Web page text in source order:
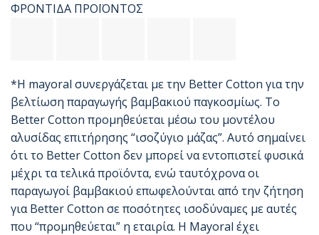
ΦΡΟΝΤΙΔΑ ΠΡΟΪΟΝΤΟΣ
*Η mayoral συνεργάζεται με την Better Cotton για την
βελτίωση παραγωγής βαμβακιού παγκοσμίως. Το
Better Cotton προμηθεύεται μέσω του μοντέλου
αλυσίδας επιτήρησης “ισοζύγιο μάζας”. Αυτό σημαίνει
ότι το Better Cotton δεν μπορεί να εντοπιστεί φυσικά
μέχρι τα τελικά προϊόντα, ενώ ταυτόχρονα οι
παραγωγοί βαμβακιού επωφελούνται από την ζήτηση
για Better Cotton σε ποσότητες ισοδύναμες με αυτές
που “προμηθεύεται” η εταιρία. Η Mayoral έχει